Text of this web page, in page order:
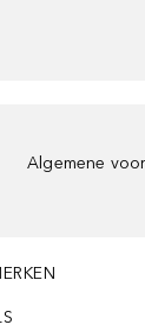
Algemene